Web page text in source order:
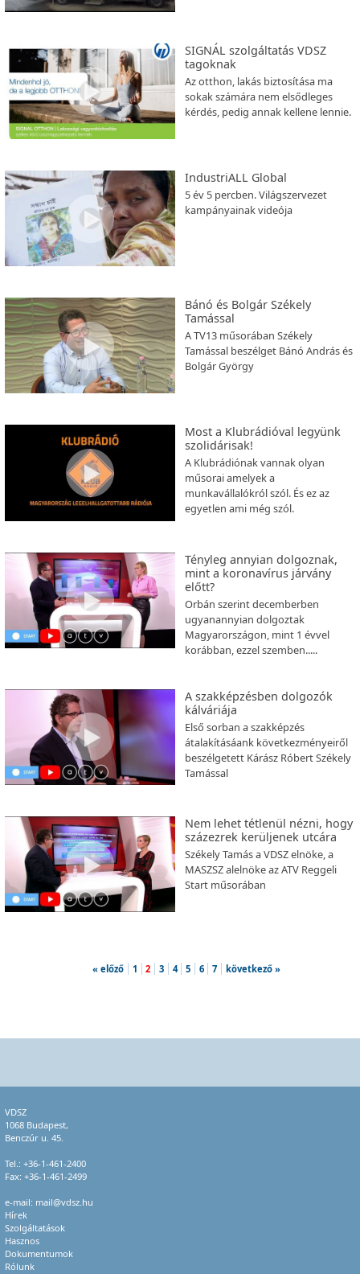
SIGNÁL szolgáltatás VDSZ
tagoknak
Az otthon, lakás biztosítása ma
sokak számára nem elsődleges
kérdés, pedig annak kellene lennie.
IndustriALL Global
5 év 5 percben. Világszervezet
kampányainak videója
Bánó és Bolgár Székely
Tamással
A TV13 műsorában Székely
Tamással beszélget Bánó András és
Bolgár György
Most a Klubrádióval legyünk
szolidárisak!
A Klubrádiónak vannak olyan
műsorai amelyek a
munkavállalókról szól. És ez az
egyetlen ami még szól.
Tényleg annyian dolgoznak,
mint a koronavírus járvány
előtt?
Orbán szerint decemberben
ugyanannyian dolgoztak
Magyarországon, mint 1 évvel
korábban, ezzel szemben.....
A szakképzésben dolgozók
kálváriája
Első sorban a szakképzés
átalakításáank következményeiről
beszélgetett Kárász Róbert Székely
Tamással
Nem lehet tétlenül nézni, hogy
százezrek kerüljenek utcára
Székely Tamás a VDSZ elnöke, a
MASZSZ alelnöke az ATV Reggeli
Start műsorában
« előző 1 2 3 4 5 6 7 következő »
VDSZ
1068 Budapest,
Benczúr u. 45.
Tel.: +36-1-461-2400
Fax: +36-1-461-2499
e-mail: mail@vdsz.hu
Hírek
Szolgáltatások
Hasznos
Dokumentumok
Rólunk